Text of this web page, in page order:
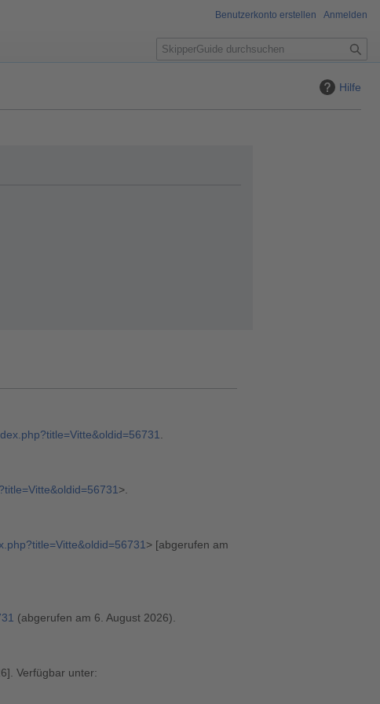
Hilfe
>.
> [abgerufen am
(abgerufen am 6. August 2026).
Verfügbar unter:
Benutzerkonto erstellen Anmelden
S
u
e